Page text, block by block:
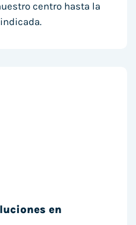
centro hasta la
en